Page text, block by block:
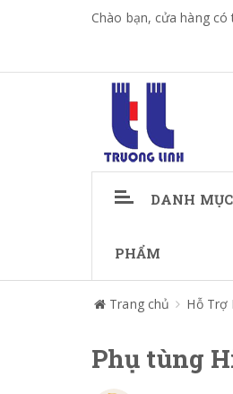
Chào bạn, cửa hàng có
DANH
PHẨM
Trang chủ Hỗ Trợ
Phụ tùng